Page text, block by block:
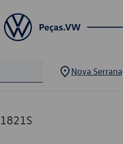
Nova Serrana